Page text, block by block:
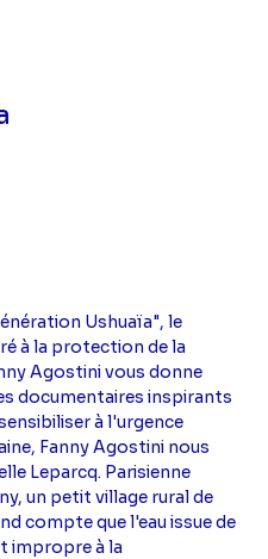
Ushuaïa", le
à la protection de la
Agostini vous donne
documentaires inspirants
à l'urgence
Fanny Agostini nous
Leparcq. Parisienne
un petit village rural de
compte que l'eau issue de
impropre à la